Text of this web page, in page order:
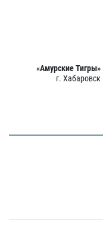
«Амурские Тигры»
г. Хабаровск